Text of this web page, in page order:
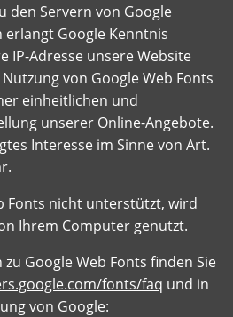
den Servern von Google
Google Kenntnis
IP-Adresse unsere Website
von Google Web Fonts
einheitlichen und
unserer Online-Angebote.
Interesse im Sinne von Art.
Fonts nicht unterstützt, wird
Ihrem Computer genutzt.
Google Web Fonts finden Sie
fonts/faq und in
von Google: